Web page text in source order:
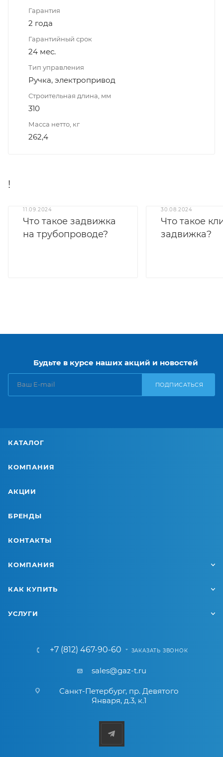
Гарантия
2 года
Гарантийный срок
24 мес.
Тип управления
Ручка, электропривод
Строительная длина, мм
310
Масса нетто, кг
262,4
!
11.09.2024
Что такое задвижка
на трубопроводе?
30.08.2024
Что такое
задвижка?
Будьте в курсе наших акций и новостей
ПОДПИСАТЬСЯ
КАТАЛОГ
КОМПАНИЯ
АКЦИИ
БРЕНДЫ
КОНТАКТЫ
КОМПАНИЯ
КАК КУПИТЬ
УСЛУГИ
+7 (812) 467-90-60 ЗАКАЗАТЬ ЗВОНОК
sales@gaz-t.ru
Санкт-Петербург, пр. Девятого
Января, д.3, к.1